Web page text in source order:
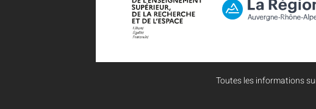
Toutes les informations